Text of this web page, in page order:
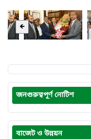
🡸
জনগুরুত্বপূর্ণ নোটিশ
বাজেট ও উন্নয়ন